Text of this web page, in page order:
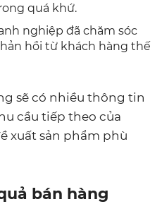
quá khứ.
nghiệp đã chăm sóc
hồi từ khách hàng thế
sẽ có nhiều thông tin
cầu tiếp theo của
xuất sản phẩm phù
bán hàng